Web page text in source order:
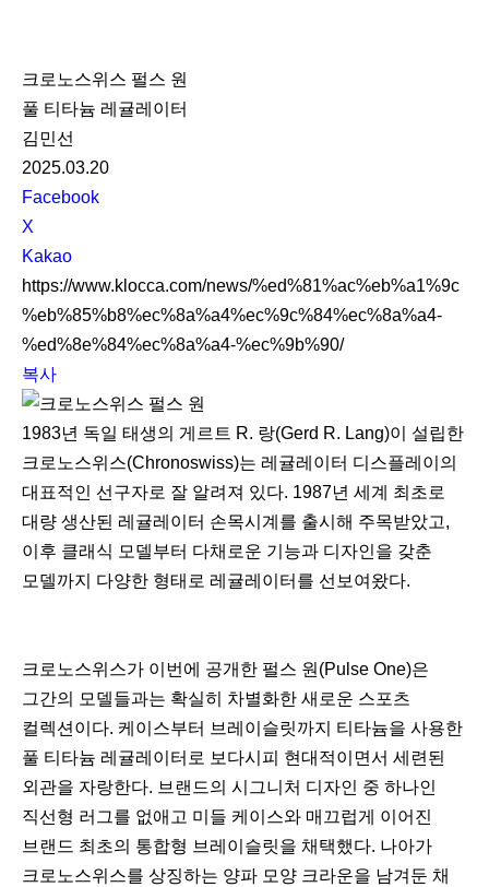
O
C
크로노스위스 펄스 원
풀 티타늄 레귤레이터
김민선
2025.03.20
S
N
S
S
h
a
r
e
Facebook
X
Kakao
https://www.klocca.com/news/%ed%81%ac%eb%a1%9c
%eb%85%b8%ec%8a%a4%ec%9c%84%ec%8a%a4-
%ed%8e%84%ec%8a%a4-%ec%9b%90/
복사
1983년 독일 태생의 게르트 R. 랑(Gerd R. Lang)이 설립한
크로노스위스(Chronoswiss)는 레귤레이터 디스플레이의
대표적인 선구자로 잘 알려져 있다. 1987년 세계 최초로
대량 생산된 레귤레이터 손목시계를 출시해 주목받았고,
이후 클래식 모델부터 다채로운 기능과 디자인을 갖춘
모델까지 다양한 형태로 레귤레이터를 선보여왔다.
크로노스위스가 이번에 공개한 펄스 원(Pulse One)은
그간의 모델들과는 확실히 차별화한 새로운 스포츠
컬렉션이다. 케이스부터 브레이슬릿까지 티타늄을 사용한
풀 티타늄 레귤레이터로 보다시피 현대적이면서 세련된
외관을 자랑한다. 브랜드의 시그니처 디자인 중 하나인
직선형 러그를 없애고 미들 케이스와 매끄럽게 이어진
브랜드 최초의 통합형 브레이슬릿을 채택했다. 나아가
크로노스위스를 상징하는 양파 모양 크라운을 남겨둔 채